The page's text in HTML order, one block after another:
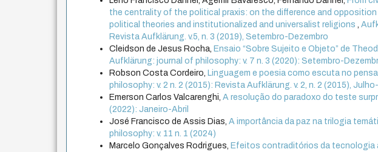
the centrality of the political praxis: on the difference and
political theories and institutionalized and universalist religions
,
Revista Aufklärung. v.5, n. 3 (2019), Setembro-Dezembro
Cleidson de Jesus Rocha, Ensaio “Sobre Sujeito e Objeto” de
Aufklärung: journal of philosophy: v. 7 n. 3 (2020): Setembro-
Robson Costa Cordeiro, Linguagem e poesia como escuta no
philosophy: v. 2 n. 2 (2015): Revista Aufklärung. v. 2, n. 2 (2015),
Emerson Carlos Valcarenghi,A resolução do paradoxo do teste
(2022): Janeiro-Abril
José Francisco de Assis Dias,A importância da paz na trilogia
philosophy: v. 11 n. 1 (2024)
Marcelo Gonçalves Rodrigues, Efeitos contraditórios da tecnologia